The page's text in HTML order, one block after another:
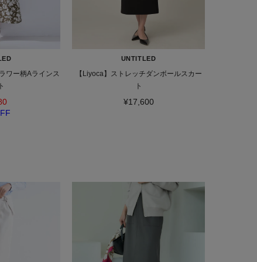
ワー柄Aラインス
UNTITLED
【Liyoca】ストレッチダンボールスカー
ト
¥17,600